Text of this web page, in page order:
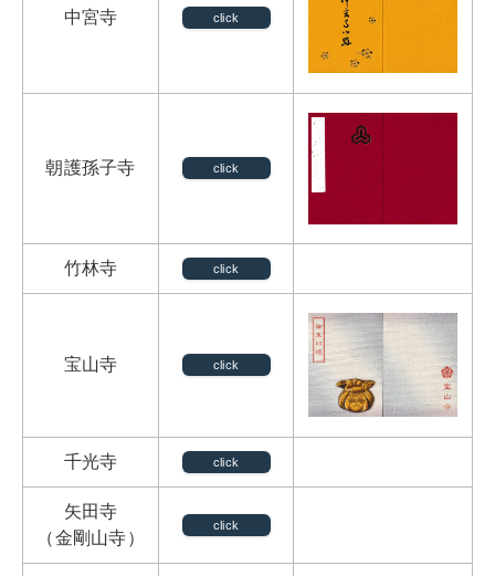
中宮寺 click
朝護孫子寺 click
竹林寺 click
宝山寺 click
千光寺 click
矢田寺
（金剛山寺）
click